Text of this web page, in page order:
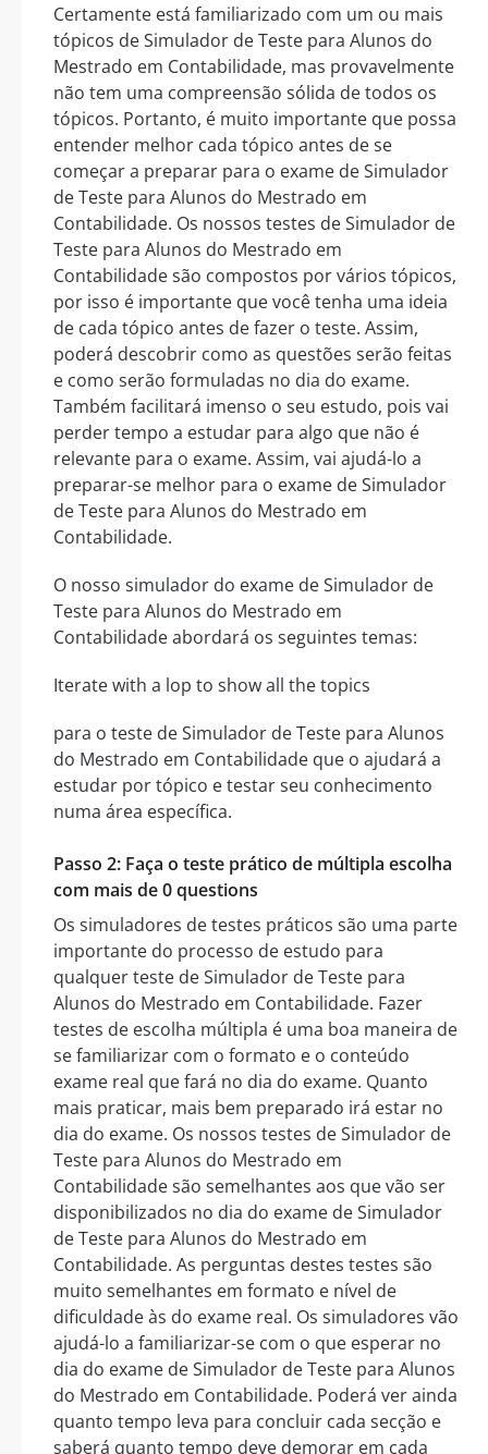
Certamente está familiarizado com um ou mais
tópicos de Simulador de Teste para Alunos do
Mestrado em Contabilidade, mas provavelmente
não tem uma compreensão sólida de todos os
tópicos. Portanto, é muito importante que possa
entender melhor cada tópico antes de se
começar a preparar para o exame de Simulador
de Teste para Alunos do Mestrado em
Contabilidade. Os nossos testes de Simulador de
Teste para Alunos do Mestrado em
Contabilidade são compostos por vários tópicos,
por isso é importante que você tenha uma ideia
de cada tópico antes de fazer o teste. Assim,
poderá descobrir como as questões serão feitas
e como serão formuladas no dia do exame.
Também facilitará imenso o seu estudo, pois vai
perder tempo a estudar para algo que não é
relevante para o exame. Assim, vai ajudá-lo a
preparar-se melhor para o exame de Simulador
de Teste para Alunos do Mestrado em
Contabilidade.
O nosso simulador do exame de Simulador de
Teste para Alunos do Mestrado em
Contabilidade abordará os seguintes temas:
Iterate with a lop to show all the topics
para o teste de Simulador de Teste para Alunos
do Mestrado em Contabilidade que o ajudará a
estudar por tópico e testar seu conhecimento
numa área específica.
Passo 2: Faça o teste prático de múltipla escolha
com mais de 0 questions
Os simuladores de testes práticos são uma parte
importante do processo de estudo para
qualquer teste de Simulador de Teste para
Alunos do Mestrado em Contabilidade. Fazer
testes de escolha múltipla é uma boa maneira de
se familiarizar com o formato e o conteúdo
exame real que fará no dia do exame. Quanto
mais praticar, mais bem preparado irá estar no
dia do exame. Os nossos testes de Simulador de
Teste para Alunos do Mestrado em
Contabilidade são semelhantes aos que vão ser
disponibilizados no dia do exame de Simulador
de Teste para Alunos do Mestrado em
Contabilidade. As perguntas destes testes são
muito semelhantes em formato e nível de
dificuldade às do exame real. Os simuladores vão
ajudá-lo a familiarizar-se com o que esperar no
dia do exame de Simulador de Teste para Alunos
do Mestrado em Contabilidade. Poderá ver ainda
quanto tempo leva para concluir cada secção e
saberá quanto tempo deve demorar em cada